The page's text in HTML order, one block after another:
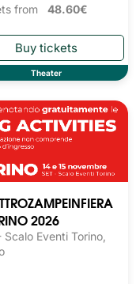
from 48.60€
Theater
2026
Scalo Eventi Torino,